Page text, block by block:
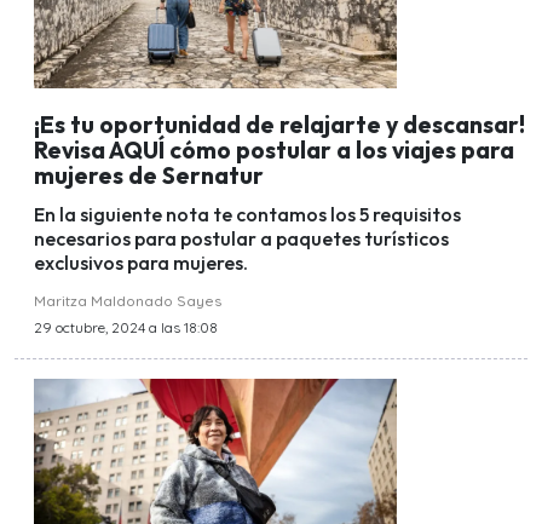
¡Es tu oportunidad de relajarte y descansar!
Revisa AQUÍ cómo postular a los viajes para
mujeres de Sernatur
En la siguiente nota te contamos los 5 requisitos
necesarios para postular a paquetes turísticos
exclusivos para mujeres.
Maritza Maldonado Sayes
29 octubre, 2024 a las 18:08